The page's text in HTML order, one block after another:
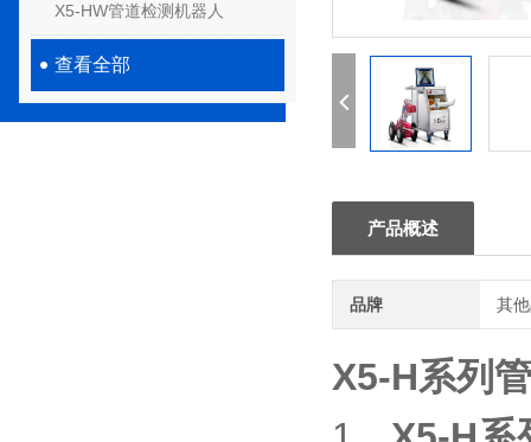
X5-HW管道检测机器人
查看全部
产品概述
品牌 其
X5-H系列